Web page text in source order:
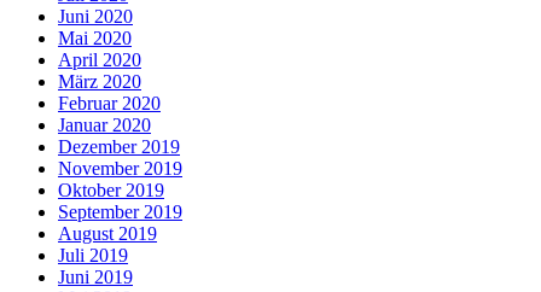
Juni 2020
Mai 2020
April 2020
März 2020
Februar 2020
Januar 2020
Dezember 2019
November 2019
Oktober 2019
September 2019
August 2019
Juli 2019
Juni 2019